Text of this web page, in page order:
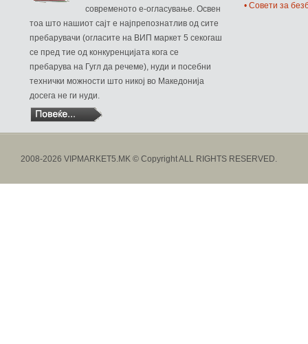
современото е-огласување. Освен
тоа што нашиот сајт е најпрепознатлив од сите
пребарувачи (огласите на ВИП маркет 5 секогаш
се пред тие од конкуренцијата кога се
пребарува на Гугл да речеме), нуди и посебни
технички можности што никој во Македонија
досега не ги нуди.
• Совети за
2008-2026 VIPMARKET5.MK © Copyright ALL RIGHTS RESERVED.